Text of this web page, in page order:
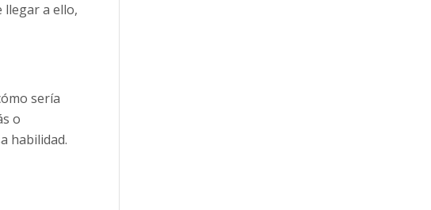
llegar a ello,
sería
o
habilidad.